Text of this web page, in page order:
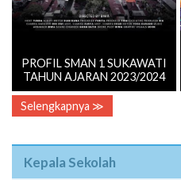
PROFIL SMAN 1 SUKAWATI
TAHUN AJARAN 2023/2024
Selengkapnya ≫
Kepala Sekolah